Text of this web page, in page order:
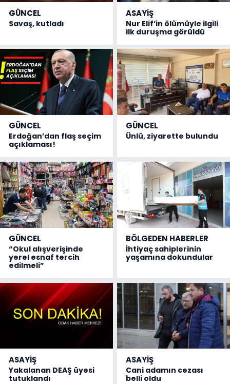
GÜNCEL
Savaş, kutladı
ASAYİŞ
Nur Elif’in ölümüyle ilgili
ilk duruşma görüldü
GÜNCEL
Erdoğan’dan flaş seçim
açıklaması!
GÜNCEL
Ünlü, ziyarette bulundu
GÜNCEL
“Okul alışverişinde
yerel esnaf tercih
edilmeli”
BÖLGEDEN HABERLER
İhtiyaç sahiplerinin
yaşamına dokundular
ASAYİŞ
Yakalanan DEAŞ üyesi
tutuklandı
ASAYİŞ
Cani adamın cezası
belli oldu